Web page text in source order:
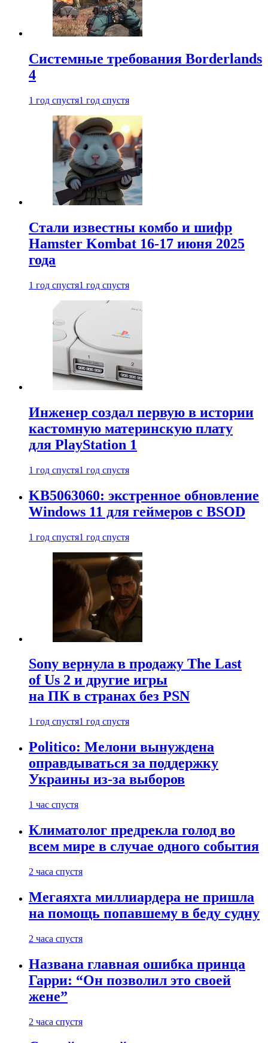
Системные требования Borderlands
4
1 год спустя1 год спустя
Стали известны комбо и шифр
Hamster Kombat 16-17 июня 2025
года
1 год спустя1 год спустя
Инженер создал первую в истории
кастомную материнскую плату
для PlayStation 1
1 год спустя1 год спустя
KB5063060: экстренное обновление
Windows 11 для геймеров с BSOD
1 год спустя1 год спустя
Sony вернула в продажу The Last
of Us 2 и другие игры
на ПК в странах без PSN
1 год спустя1 год спустя
Politico: Мелони вынуждена
оправдываться за поддержку
Украины из-за выборов
1 час спустя
Климатолог предрекла голод во
всем мире в случае одного события
2 часа спустя
Мегаяхта миллиардера не пришла
на помощь попавшему в беду судну
2 часа спустя
Названа главная ошибка принца
Гарри: “Он позволил это своей
жене”
2 часа спустя